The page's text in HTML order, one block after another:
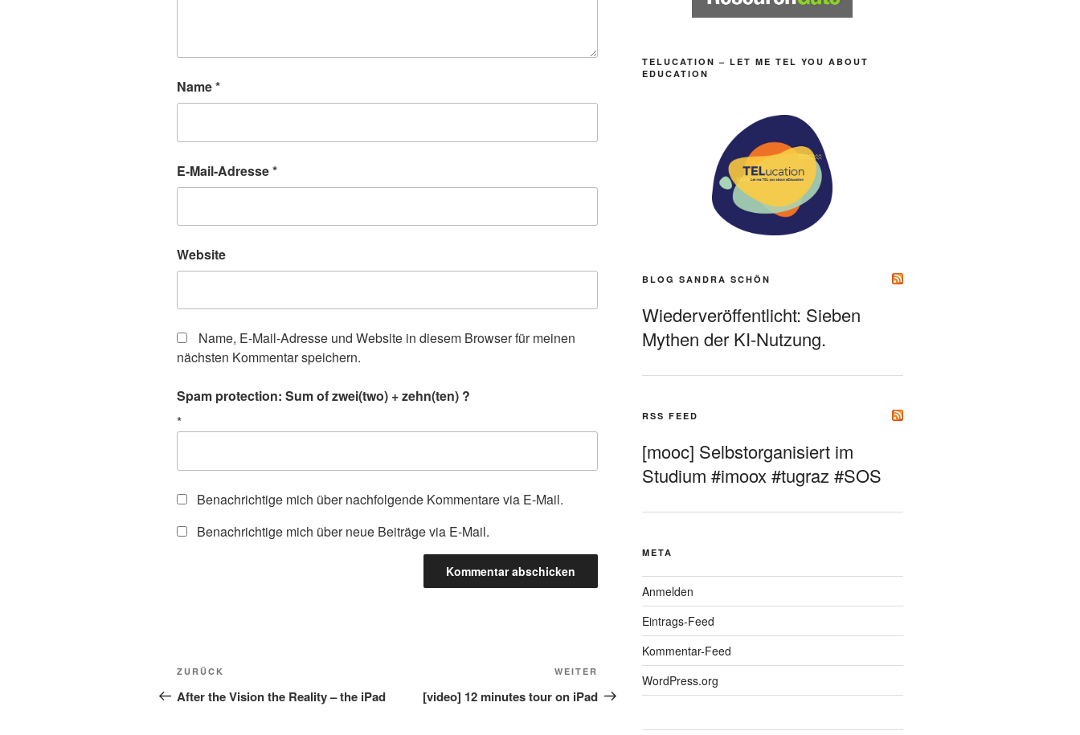
Name*
E-Mail-Adresse*
Website
Name, E-Mail-Adresse und Website in diesem Browser für meinen
nächsten Kommentar speichern.
Spam protection: Sum of zwei(two) + zehn(ten) ?
*
Benachrichtige mich über nachfolgende Kommentare via E-Mail.
Benachrichtige mich über neue Beiträge via E-Mail.
Beitragsnavigation
Vorheriger
Beitrag
ZURÜCK
After the Vision the Reality – the iPad
Nächster
Beitrag
WEITER
[video] 12 minutes tour on iPad
TELUCATION – LET ME TEL YOU ABOUT
EDUCATION
BLOG SANDRA SCHÖN
Wiederveröffentlicht: Sieben
Mythen der KI-Nutzung.
RSS FEED
[mooc] Selbstorganisiert im
Studium #imoox #tugraz #SOS
META
Anmelden
Eintrags-Feed
Kommentar-Feed
WordPress.org